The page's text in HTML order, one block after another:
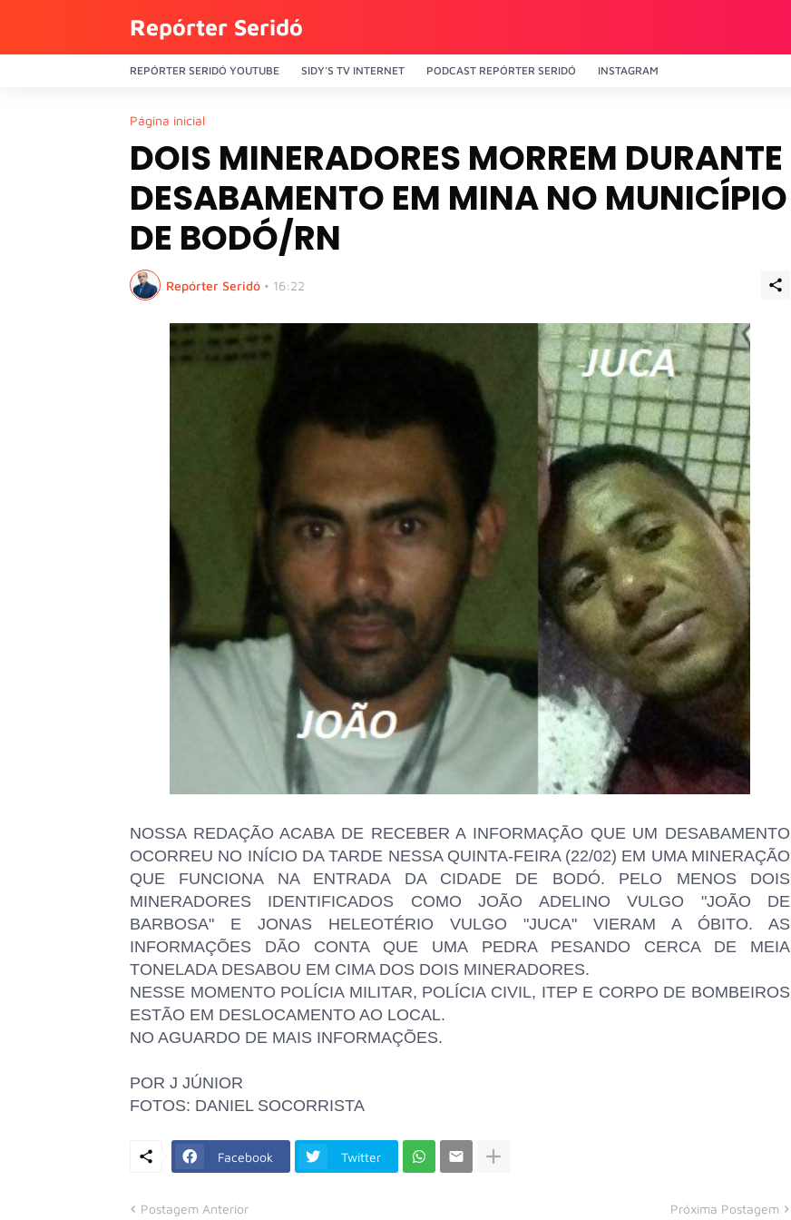
Repórter Seridó
REPÓRTER SERIDÓ YOUTUBE SIDY'S TV INTERNET PODCAST REPÓRTER SERIDÓ INSTAGRAM
Página inicial
DOIS MINERADORES MORREM DURANTE
DESABAMENTO EM MINA NO MUNICÍPIO
DE BODÓ/RN
Repórter Seridó • 16:22
NOSSA REDAÇÃO ACABA DE RECEBER A INFORMAÇÃO QUE UM DESABAMENTO
OCORREU NO INÍCIO DA TARDE NESSA QUINTA-FEIRA (22/02) EM UMA MINERAÇÃO
QUE FUNCIONA NA ENTRADA DA CIDADE DE BODÓ. PELO MENOS DOIS
MINERADORES IDENTIFICADOS COMO JOÃO ADELINO VULGO "JOÃO DE
BARBOSA" E JONAS HELEOTÉRIO VULGO "JUCA" VIERAM A ÓBITO. AS
INFORMAÇÕES DÃO CONTA QUE UMA PEDRA PESANDO CERCA DE MEIA
TONELADA DESABOU EM CIMA DOS DOIS MINERADORES.
NESSE MOMENTO POLÍCIA MILITAR, POLÍCIA CIVIL, ITEP E CORPO DE BOMBEIROS
ESTÃO EM DESLOCAMENTO AO LOCAL.
NO AGUARDO DE MAIS INFORMAÇÕES.
POR J JÚNIOR
FOTOS: DANIEL SOCORRISTA
Facebook Twitter
Postagem Anterior Próxima Postagem